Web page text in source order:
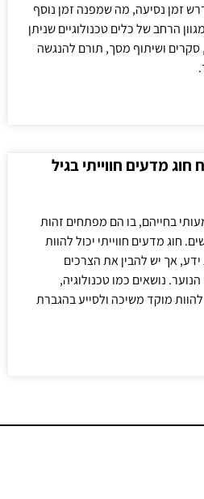
זמן נסיעה, מה שמפנה זמן נוסף
הרחב של כלים טכנולוגיים שניתן
סקרים ושיתוף מסך, תורם להנגשה
מדעים חווייתי בגיל
בחייהם, בו הם מפתחים זהות
חוג מדעים חווייתי יכול להוות
אך יש להבין את הצרכים
נושאים כמו טכנולוגיה,
מוקד משיכה ולסייע בהגברת